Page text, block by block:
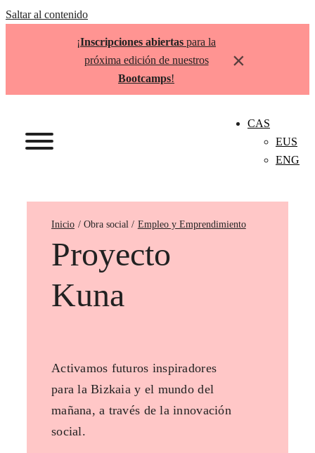
Saltar al contenido
¡Inscripciones abiertas para la
próxima edición de nuestros
Bootcamps!
×
CAS
EUS
ENG
Inicio Empleo y Emprendimiento
Proyecto
Kuna
Activamos futuros inspiradores
para la Bizkaia y el mundo del
mañana, a través de la innovación
social.